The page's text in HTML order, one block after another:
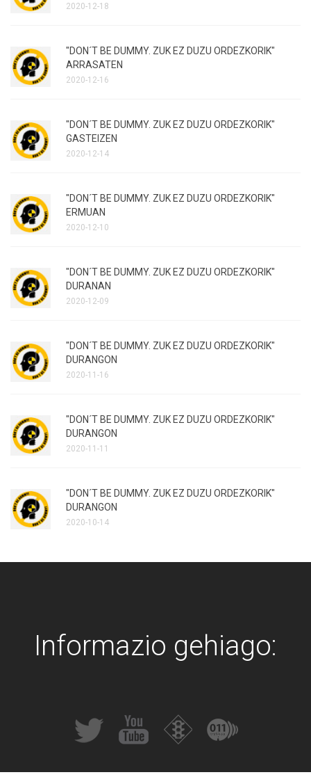
2020-12-18
"DON´T BE DUMMY. ZUK EZ DUZU ORDEZKORIK"
ARRASATEN
2020-12-16
"DON´T BE DUMMY. ZUK EZ DUZU ORDEZKORIK"
GASTEIZEN
2020-12-14
"DON´T BE DUMMY. ZUK EZ DUZU ORDEZKORIK"
ERMUAN
2020-12-10
"DON´T BE DUMMY. ZUK EZ DUZU ORDEZKORIK"
DURANAN
2020-12-09
"DON´T BE DUMMY. ZUK EZ DUZU ORDEZKORIK"
DURANGON
2020-11-16
"DON´T BE DUMMY. ZUK EZ DUZU ORDEZKORIK"
DURANGON
2020-11-11
"DON´T BE DUMMY. ZUK EZ DUZU ORDEZKORIK"
DURANGON
2020-10-14
Informazio gehiago: